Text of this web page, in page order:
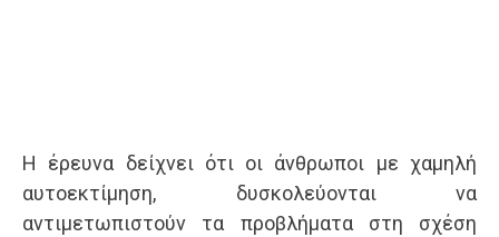
Η έρευνα δείχνει ότι οι άνθρωποι με χαμηλή
αυτοεκτίμηση, δυσκολεύονται να
αντιμετωπιστούν τα προβλήματα στη σχέση